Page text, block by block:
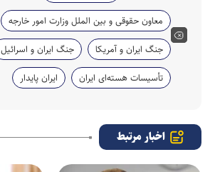
معاون حقوقی و بین الملل وزارت امور خارجه
جنگ ایران و آمریکا
جنگ ایران و اسرائیل
تأسیسات هسته‌ای ایران
ایران پایدار
اخبار مرتبط